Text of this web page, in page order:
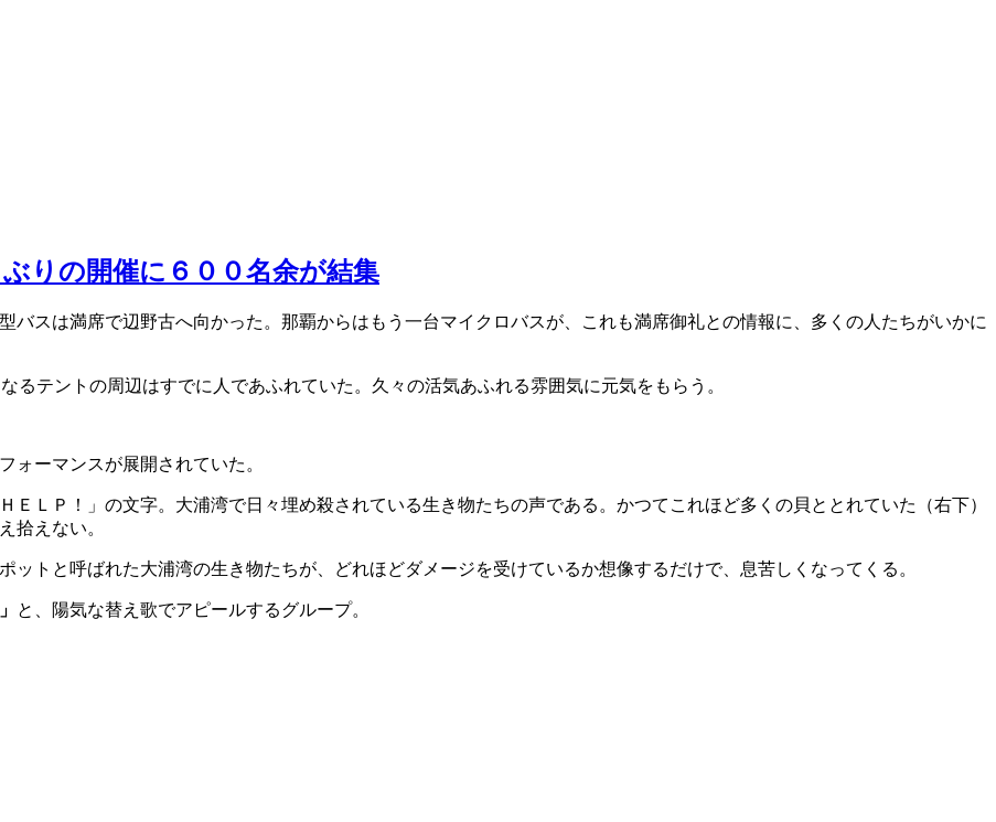
りの開催に６００名余が結集
バスは満席で辺野古へ向かった。那覇からはもう一台マイクロバスが、これも満席御礼との情報に、多くの人たちがいかに
るテントの周辺はすでに人であふれていた。久々の活気あふれる雰囲気に元気をもらう。
ーマンスが展開されていた。
ＬＰ！」の文字。大浦湾で日々埋め殺されている生き物たちの声である。かつてこれほど多くの貝ととれていた（右下）
拾えない。
ットと呼ばれた大浦湾の生き物たちが、どれほどダメージを受けているか想像するだけで、息苦しくなってくる。
と、陽気な替え歌でアピールするグループ。